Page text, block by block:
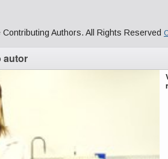
Authors. All Rights Reserved
autor